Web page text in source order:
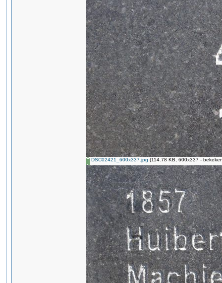
DSC02421_600x337.jpg (114.78 KB, 600x337 -